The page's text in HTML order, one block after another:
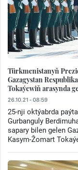
Türkmenistanyň
Gazagystan
Tokaýewiň arasynda
26.10.21 - 08:59
25-nji oktýabrda
Gurbanguly
sapary bilen gelen
Kasym-Žomart